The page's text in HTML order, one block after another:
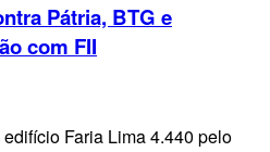
Pátria, BTG e
com FII
Faria Lima 4.440 pelo